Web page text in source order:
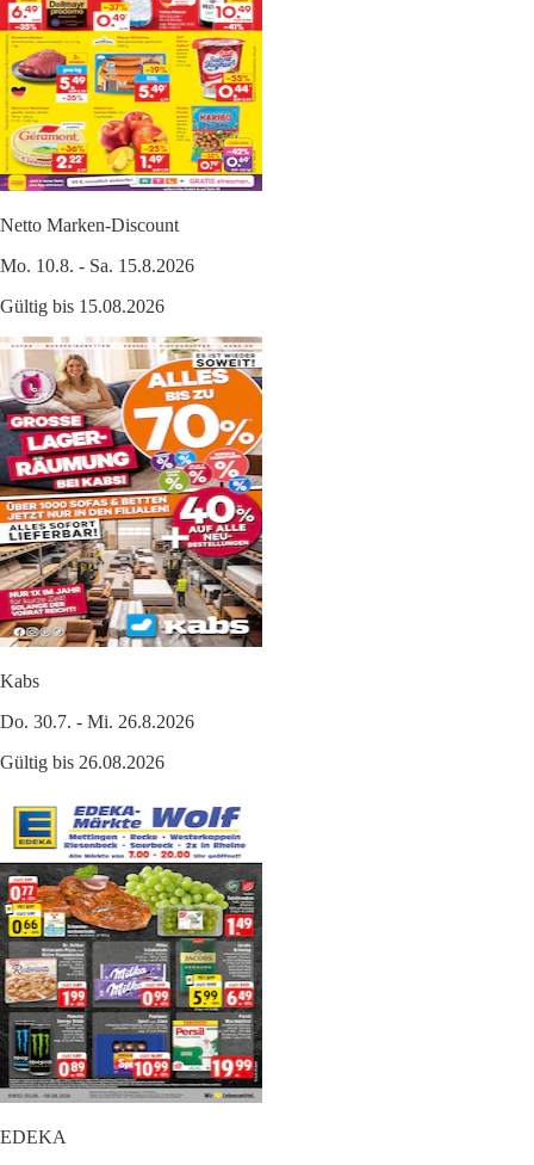
Netto Marken-Discount
Mo. 10.8. - Sa. 15.8.2026
Gültig bis 15.08.2026
Kabs
Do. 30.7. - Mi. 26.8.2026
Gültig bis 26.08.2026
EDEKA